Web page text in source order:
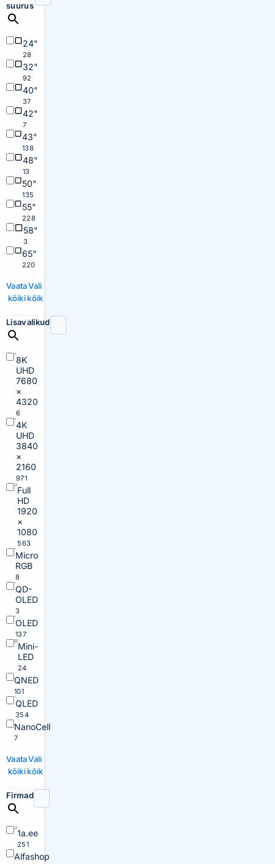
suurus
24"
28
32"
92
40"
37
42"
7
43"
138
48"
13
50"
135
55"
228
58"
3
65"
220
Vaata
kõiki
Vali
kõik
Lisavalikud
8K
UHD
7680
×
4320
6
4K
UHD
3840
×
2160
971
Full
HD
1920
×
1080
563
Micro
RGB
8
QD-
OLED
3
OLED
137
Mini-
LED
24
QNED
101
QLED
354
NanoCell
7
Vaata
kõiki
Vali
kõik
Firmad
1a.ee
251
Alfashop